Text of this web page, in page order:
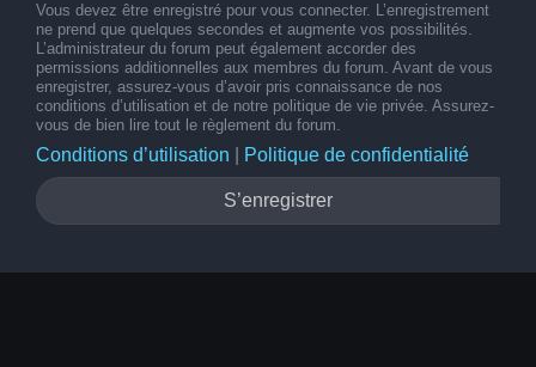
Vous devez être enregistré pour vous connecter. L’enregistrement
ne prend que quelques secondes et augmente vos possibilités.
L’administrateur du forum peut également accorder des
permissions additionnelles aux membres du forum. Avant de vous
enregistrer, assurez-vous d’avoir pris connaissance de nos
conditions d’utilisation et de notre politique de vie privée. Assurez-
vous de bien lire tout le règlement du forum.
Conditions d’utilisation Politique de confidentialité
S’enregistrer